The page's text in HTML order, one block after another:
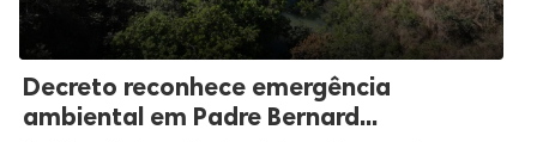
Decreto reconhece emergência
ambiental em Padre Bernard...